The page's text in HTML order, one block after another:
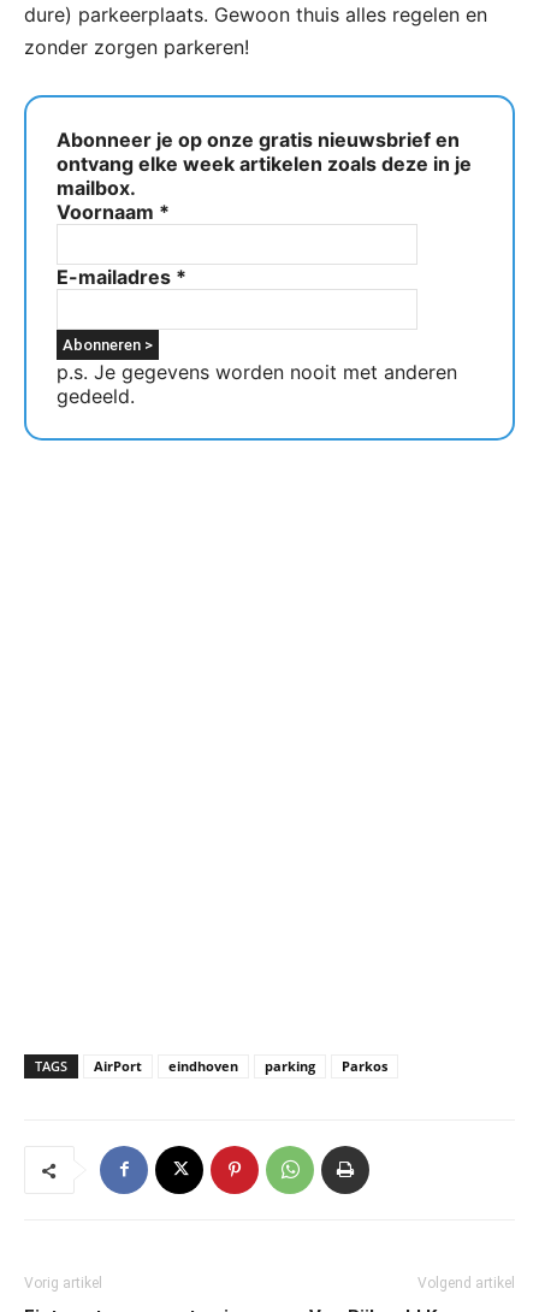
dure) parkeerplaats. Gewoon thuis alles regelen en
zonder zorgen parkeren!
Abonneer je op onze gratis nieuwsbrief en
ontvang elke week artikelen zoals deze in je
mailbox.
Voornaam *
E-mailadres *
p.s. Je gegevens worden nooit met anderen
gedeeld.
TAGS AirPort eindhoven parking Parkos
Vorig artikel Volgend artikel